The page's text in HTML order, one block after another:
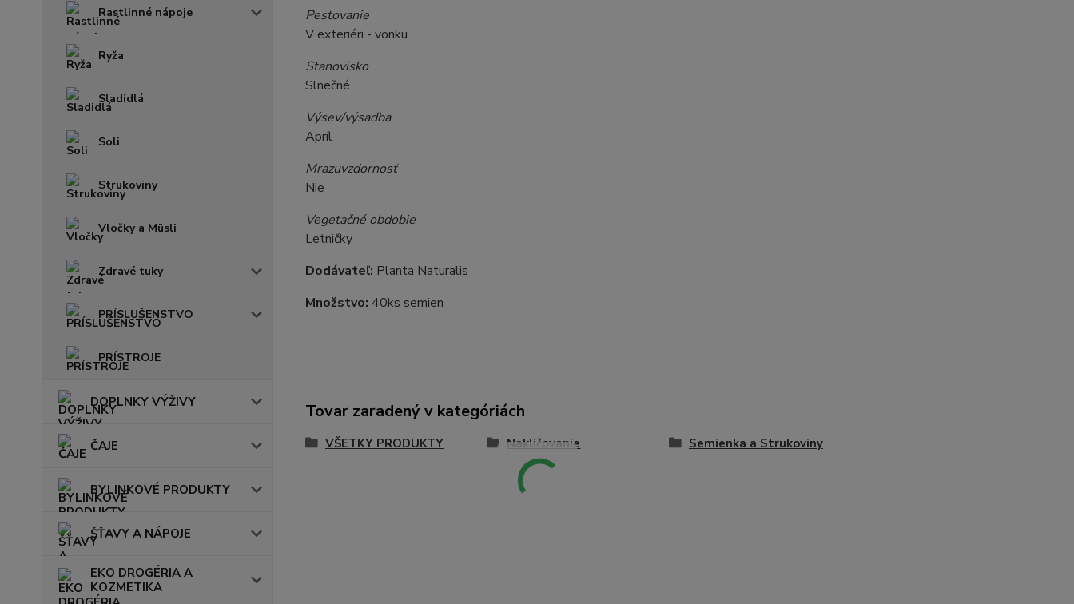
Rastlinné nápoje
Ryža
Sladidlá
Soli
Strukoviny
Vločky a Müsli
Zdravé tuky
PRÍSLUŠENSTVO
PRÍSTROJE
DOPLNKY VÝŽIVY
ČAJE
BYLINKOVÉ PRODUKTY
ŠŤAVY A NÁPOJE
EKO DROGÉRIA A
KOZMETIKA
Pestovanie
V exteriéri - vonku
Stanovisko
Slnečné
Výsev/výsadba
Apríl
Mrazuvzdornosť
Nie
Vegetačné obdobie
Letničky
Dodávateľ: Planta Naturalis
Množstvo: 40ks semien
Tovar zaradený v kategóriách
VŠETKY PRODUKTY Nakličovanie Semienka a Strukoviny